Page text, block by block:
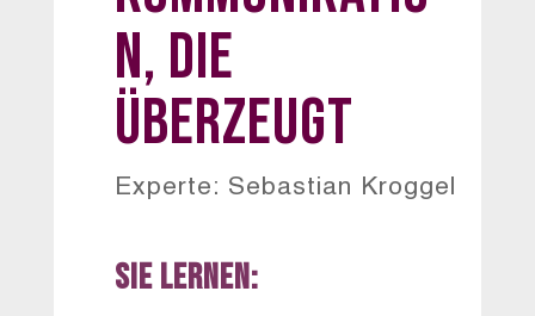
n, die
überzeugt
Experte: Sebastian Kroggel
Sie lernen: